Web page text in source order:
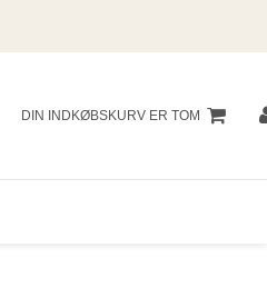
DIN INDKØBSKURV ER TOM